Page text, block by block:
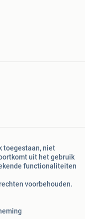
toegestaan, niet
uit het gebruik
functionaliteiten
voorbehouden.